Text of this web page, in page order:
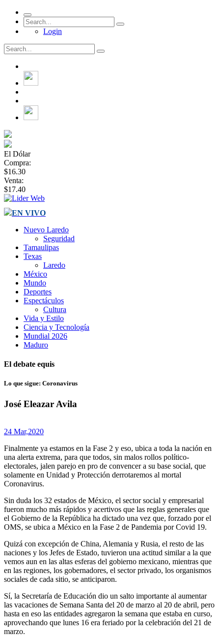
Login
El Dólar
Compra:
$16.30
Venta:
$17.40
EN VIVO
Nuevo Laredo
Seguridad
Tamaulipas
Texas
Laredo
México
Mundo
Deportes
Espectáculos
Cultura
Vida y Estilo
Ciencia y Tecnología
Mundial 2026
Maduro
El debate equis
Lo que sigue: Coronavirus
José Eleazar Avila
24 Mar,2020
Finalmente ya estamos en la Fase 2 y eso, ubica a toda la nación en
una alerta extrema, para que todos, sin malos rollos político-
electorales, jalen parejo en pro de convencer a su base social, que
solamente en Unidad y Protección derrotaremos al mortal
Coronavirus.
Sin duda los 32 estados de México, el sector social y empresarial
fueron mucho más rápidos y acertivos que las reglas generales que
el Gobierno de la República ha dictado una vez que, forzado por el
OMS, se ubica a México en la Fase 2 de Pandemia por Covid 19.
Quizá con excepción de China, Alemania y Rusia, el resto de las
naciones y los Jefes de Estado, tuvieron una actitud similar a la que
vemos aun en las altas esferas del gobierno mexicano, mientras que
en las regiones, los gobernadores, el sector privado, los organismos
sociales de cada sitio, se anticiparon.
Sí, la Secretaría de Educación dio un salto importante al aumentar
las vacaciones de Semana Santa del 20 de marzo al 20 de abril, pero
hasta en eso las entidades agregaron la semana que estaba en curso,
aprovechando que lunes 16 era feriado por la celebración del 21 de
marzo.